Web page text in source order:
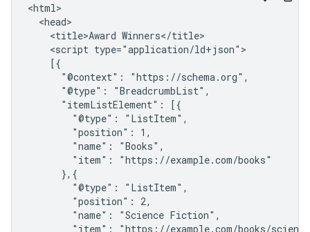
<html>
  <head>
    <title>Award Winners</title>
    <script type="application/ld+json">
    [{
      "@context": "https://schema.org",
      "@type": "BreadcrumbList",
      "itemListElement": [{
        "@type": "ListItem",
        "position": 1,
        "name": "Books",
        "item": "https://example.com/books"
      },{
        "@type": "ListItem",
        "position": 2,
        "name": "Science Fiction",
"item": "https://example.com/books/